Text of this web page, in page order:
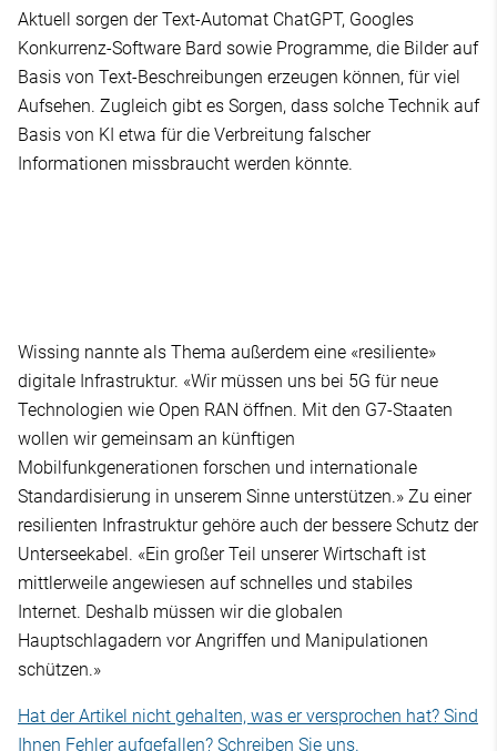
Aktuell sorgen der Text-Automat ChatGPT, Googles
Konkurrenz-Software Bard sowie Programme, die Bilder auf
Basis von Text-Beschreibungen erzeugen können, für viel
Aufsehen. Zugleich gibt es Sorgen, dass solche Technik auf
Basis von KI etwa für die Verbreitung falscher
Informationen missbraucht werden könnte.
Wissing nannte als Thema außerdem eine «resiliente»
digitale Infrastruktur. «Wir müssen uns bei 5G für neue
Technologien wie Open RAN öffnen. Mit den G7-Staaten
wollen wir gemeinsam an künftigen
Mobilfunkgenerationen forschen und internationale
Standardisierung in unserem Sinne unterstützen.» Zu einer
resilienten Infrastruktur gehöre auch der bessere Schutz der
Unterseekabel. «Ein großer Teil unserer Wirtschaft ist
mittlerweile angewiesen auf schnelles und stabiles
Internet. Deshalb müssen wir die globalen
Hauptschlagadern vor Angriffen und Manipulationen
schützen.»
Hat der Artikel nicht gehalten, was er versprochen hat? Sind
Ihnen Fehler aufgefallen? Schreiben Sie uns.